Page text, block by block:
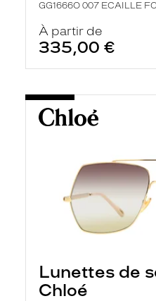
GG1666O 007 ECAILLE
À partir de
335,00 €
Lunettes de
Chloé